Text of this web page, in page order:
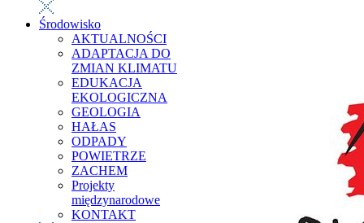
Środowisko
AKTUALNOŚCI
ADAPTACJA DO
ZMIAN KLIMATU
EDUKACJA
EKOLOGICZNA
GEOLOGIA
HAŁAS
ODPADY
POWIETRZE
ZACHEM
Projekty
międzynarodowe
KONTAKT